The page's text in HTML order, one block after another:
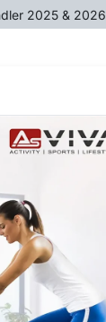
2025 & 2026